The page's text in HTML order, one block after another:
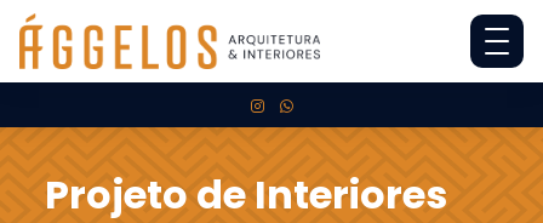
Projeto de Interiores